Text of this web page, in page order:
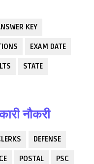
KEY
EXAM DATE
STATE
नौकरी
DEFENSE
POSTAL PSC